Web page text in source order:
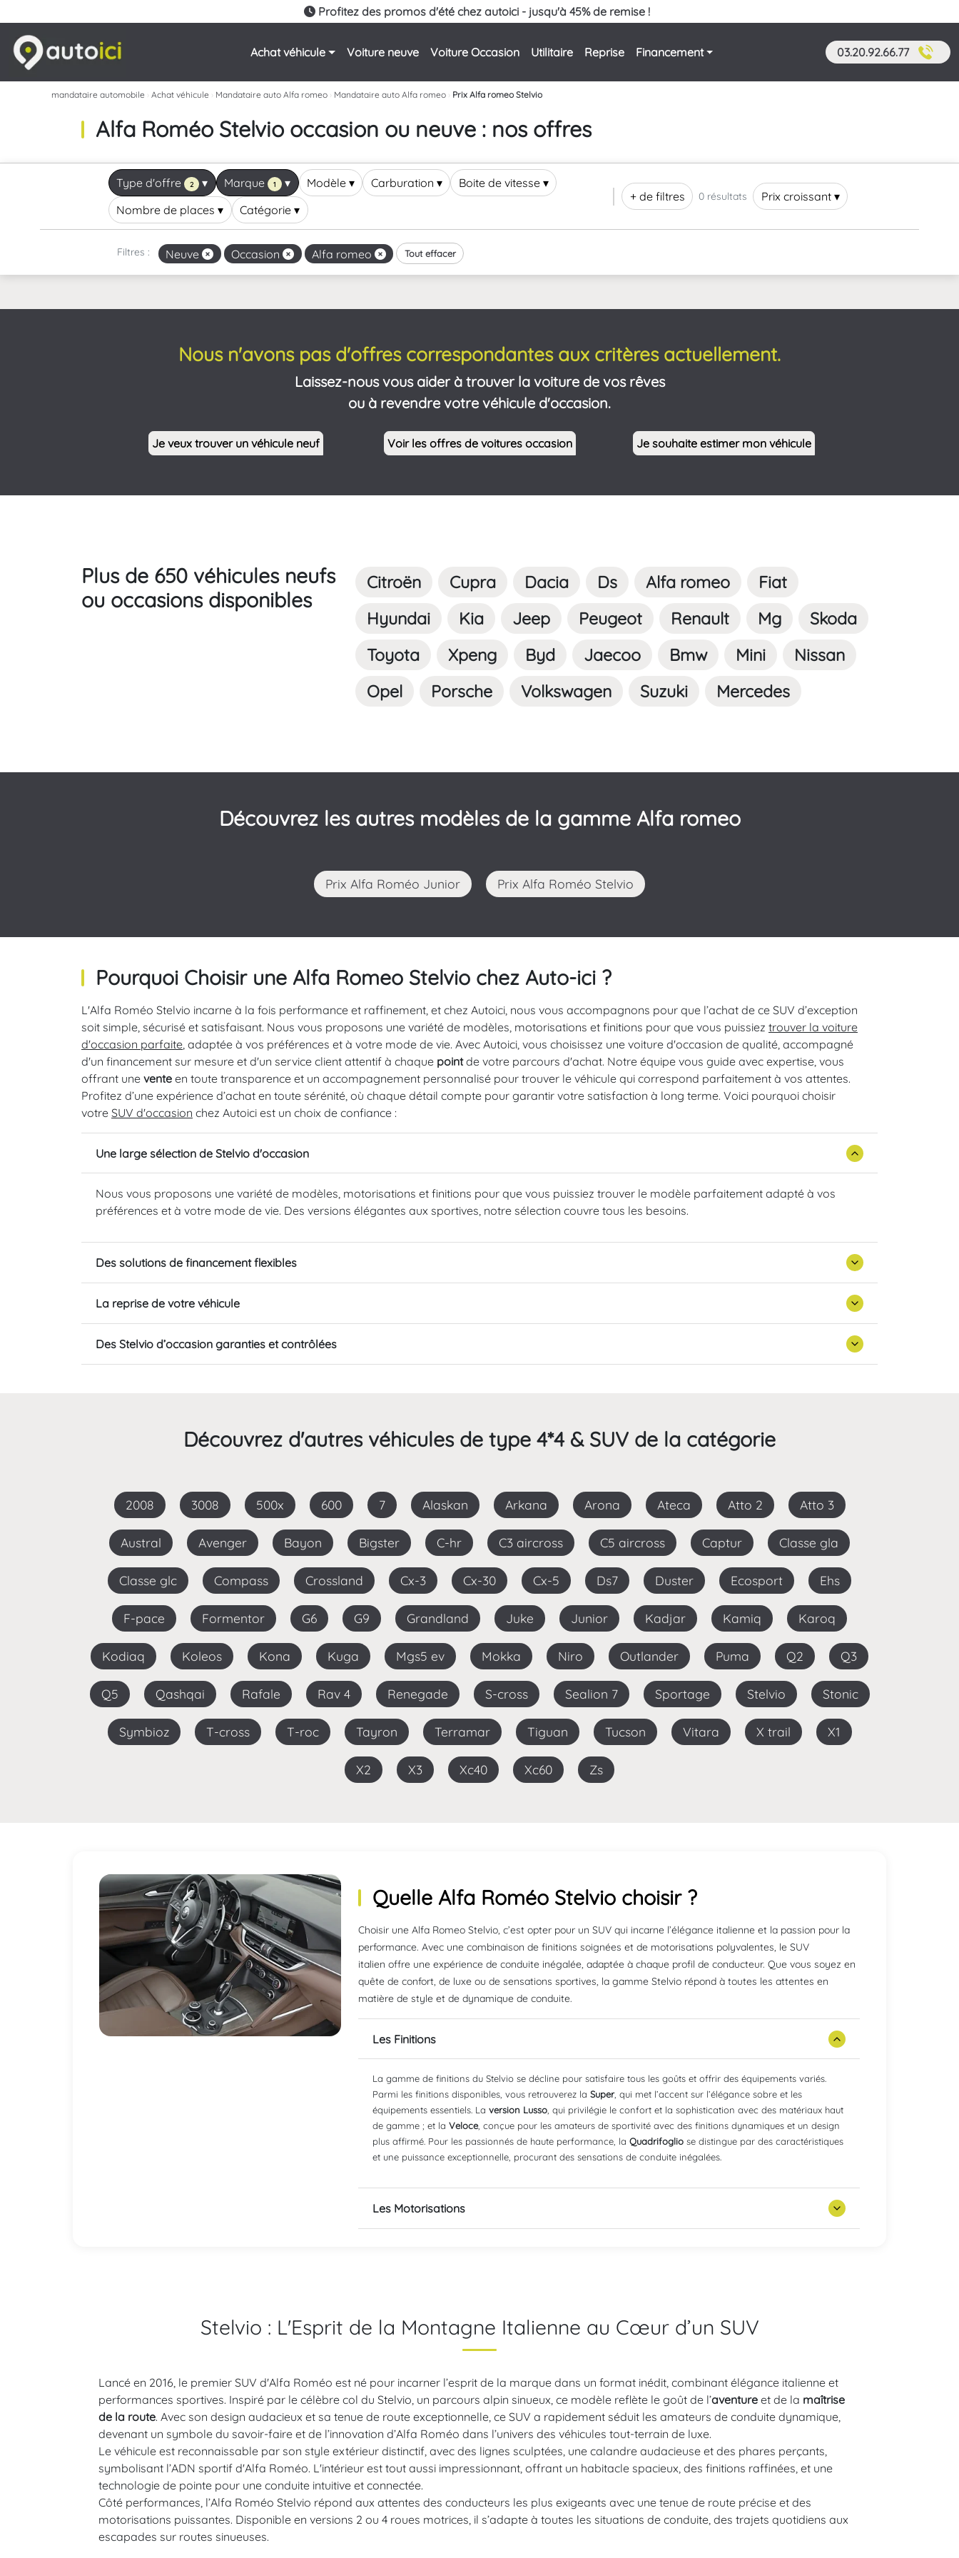
Profitez des promos d'été chez autoici - jusqu'à 45% de remise !
Achat véhicule Voiture neuve Voiture Occasion Utilitaire Reprise Financement 03.20.92.66.77
mandataire automobile › Achat véhicule › Mandataire auto Alfa romeo › Mandataire auto Alfa romeo › Prix Alfa romeo Stelvio
Alfa Roméo Stelvio occasion ou neuve : nos offres
Type d'offre 2 ▾ Marque 1 ▾ Modèle ▾ Carburation ▾ Boite de vitesse ▾
Nombre de places▾ Catégorie▾
+ de filtres 0 résultats Prix croissant ▾
Filtres : Neuve Occasion Alfa romeo Tout effacer
Nous n'avons pas d'offres correspondantes aux critères actuellement.
Laissez-nous vous aider à trouver la voiture de vos rêves
ou à revendre votre véhicule d'occasion.
Je veux trouver un véhicule neuf Voir les offres de voitures occasion Je souhaite estimer mon véhicule
Plus de 650 véhicules neufs
ou occasions disponibles
Citroën Cupra Dacia Ds Alfa romeo
Fiat
Hyundai
Kia Jeep Peugeot Renault Mg
Skoda
Toyota
Xpeng Byd Jaecoo Bmw Mini
Nissan
Opel
Porsche Volkswagen Suzuki Mercedes
Découvrez les autres modèles de la gamme Alfa romeo
Prix Alfa Roméo Junior Prix Alfa Roméo Stelvio
Pourquoi Choisir une Alfa Romeo Stelvio chez Auto-ici ?
L'Alfa Roméo Stelvio incarne à la fois performance et raffinement, et chez Autoici, nous vous accompagnons pour que l’achat de ce SUV d’exception
soit simple, sécurisé et satisfaisant. Nous vous proposons une variété de modèles, motorisations et finitions pour que vous puissiez trouver la voiture
d'occasion parfaite, adaptée à vos préférences et à votre mode de vie. Avec Autoici, vous choisissez une voiture d'occasion de qualité, accompagné
d'un financement sur mesure et d'un service client attentif à chaque pointde votre parcours d'achat. Notre équipe vous guide avec expertise, vous
offrant une vente en toute transparence et un accompagnement personnalisé pour trouver le véhicule qui correspond parfaitement à vos attentes.
Profitez d’une expérience d’achat en toute sérénité, où chaque détail compte pour garantir votre satisfaction à long terme. Voici pourquoi choisir
votre SUV d'occasion chez Autoici est un choix de confiance :
Une large sélection de Stelvio d'occasion
Nous vous proposons une variété de modèles, motorisations et finitions pour que vous puissiez trouver le modèle parfaitement adapté à vos
préférences et à votre mode de vie. Des versions élégantes aux sportives, notre sélection couvre tous les besoins.
Des solutions de financement flexibles
La reprise de votre véhicule
Des Stelvio d’occasion garanties et contrôlées
Découvrez d'autres véhicules de type 4*4 & SUV de la catégorie
2008 3008 500x 600 7 Alaskan Arkana Arona Ateca Atto 2 Atto 3
Austral Avenger Bayon Bigster C-hr C3 aircross C5 aircross Captur Classe gla
Classe glc Compass Crossland Cx-3 Cx-30 Cx-5 Ds7 Duster Ecosport Ehs
F-pace Formentor G6 G9 Grandland Juke Junior Kadjar Kamiq Karoq
Kodiaq Koleos Kona Kuga Mgs5 ev Mokka Niro Outlander Puma Q2 Q3
Q5 Qashqai Rafale Rav 4 Renegade S-cross Sealion 7 Sportage Stelvio Stonic
Symbioz T-cross T-roc Tayron Terramar Tiguan Tucson Vitara X trail X1
X2 X3 Xc40 Xc60 Zs
Quelle Alfa Roméo Stelvio choisir ?
Choisir une Alfa Romeo Stelvio, c’est opter pour un SUV qui incarne l’élégance italienne et la passion pour la
performance. Avec une combinaison de finitions soignées et de motorisations polyvalentes, le SUV
italien offre une expérience de conduite inégalée, adaptée à chaque profil de conducteur. Que vous soyez en
quête de confort, de luxe ou de sensations sportives, la gamme Stelvio répond à toutes les attentes en
matière de style et de dynamique de conduite.
Les Finitions
La gamme de finitions du Stelvio se décline pour satisfaire tous les goûts et offrir des équipements variés.
Parmi les finitions disponibles, vous retrouverez laSuper, qui met l’accent sur l’élégance sobre et les
équipements essentiels. Laversion Lusso, qui privilégie le confort et la sophistication avec des matériaux haut
de gamme ; et laVeloce, conçue pour les amateurs de sportivité avec des finitions dynamiques et un design
plus affirmé. Pour les passionnés de haute performance, laQuadrifoglio se distingue par des caractéristiques
et une puissance exceptionnelle, procurant des sensations de conduite inégalées.
Les Motorisations
Stelvio : L'Esprit de la Montagne Italienne au Cœur d’un SUV
Lancé en 2016, le premier SUV d'Alfa Roméo est né pour incarner l’esprit de la marque dans un format inédit, combinant élégance italienne et
performances sportives. Inspiré par le célèbre col du Stelvio, un parcours alpin sinueux, ce modèle reflète le goût de l’aventure et de la maîtrise
de la route. Avec son design audacieux et sa tenue de route exceptionnelle, ce SUV a rapidement séduit les amateurs de conduite dynamique,
devenant un symbole du savoir-faire et de l’innovation d’Alfa Roméo dans l’univers des véhicules tout-terrain de luxe.
Le véhicule est reconnaissable par son style extérieur distinctif, avec des lignes sculptées, une calandre audacieuse et des phares perçants,
symbolisant l’ADN sportif d'Alfa Roméo. L'intérieur est tout aussi impressionnant, offrant un habitacle spacieux, des finitions raffinées, et une
technologie de pointe pour une conduite intuitive et connectée.
Côté performances, l’Alfa Roméo Stelvio répond aux attentes des conducteurs les plus exigeants avec une tenue de route précise et des
motorisations puissantes. Disponible en versions 2 ou 4 roues motrices, il s’adapte à toutes les situations de conduite, des trajets quotidiens aux
escapades sur routes sinueuses.